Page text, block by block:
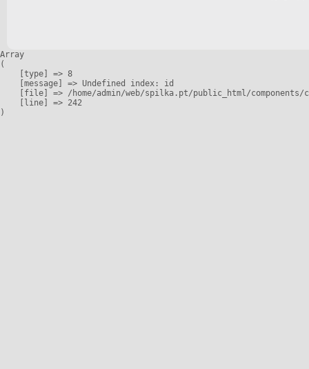
Array
(
    [type] => 8
    [message] => Undefined index: id
[file] => /home/admin/web/spilka.pt/public_html/
    [line] => 242